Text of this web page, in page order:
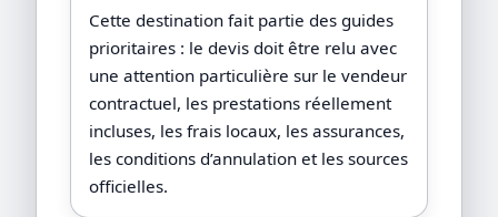
Cette destination fait partie des guides
prioritaires : le devis doit être relu avec
une attention particulière sur le vendeur
contractuel, les prestations réellement
incluses, les frais locaux, les assurances,
les conditions d’annulation et les sources
officielles.